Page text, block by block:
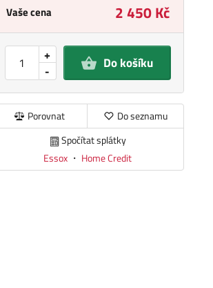
Vaše cena 2 450 Kč
-
+ Do košíku
Porovnat
Do seznamu
Spočítat splátky
Essox ・ Home Credit